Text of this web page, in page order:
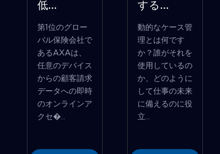
低...
第1位のグロー
バル保険会社で
あるAXAは、
任意のデバイス
からの顧客請求
データへの即時
のオンラインア
クセ�...
する...
動的なケース管
理とは何です
か？誰がそれを
使用しているの
か、どのように
して仕事の未来
に備えるのに役
立...